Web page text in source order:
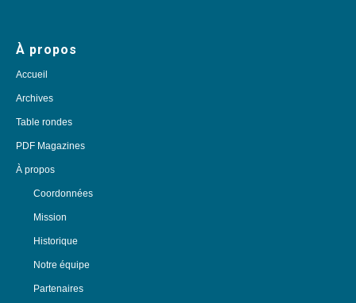
À propos
Accueil
Archives
Table rondes
PDF Magazines
À propos
Coordonnées
Mission
Historique
Notre équipe
Partenaires